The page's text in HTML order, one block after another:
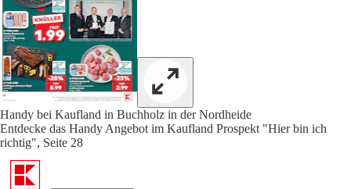
Handy bei Kaufland in Buchholz in der Nordheide
Entdecke das Handy Angebot im Kaufland Prospekt "Hier bin ich
richtig", Seite 28